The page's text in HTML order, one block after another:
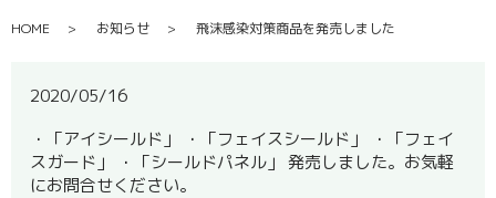
HOME お知らせ 飛沫感染対策商品を発売しました
2020/05/16
・「アイシールド」 ・「フェイスシールド」 ・「フェイ
スガード」 ・「シールドパネル」 発売しました。お気軽
にお問合せください。